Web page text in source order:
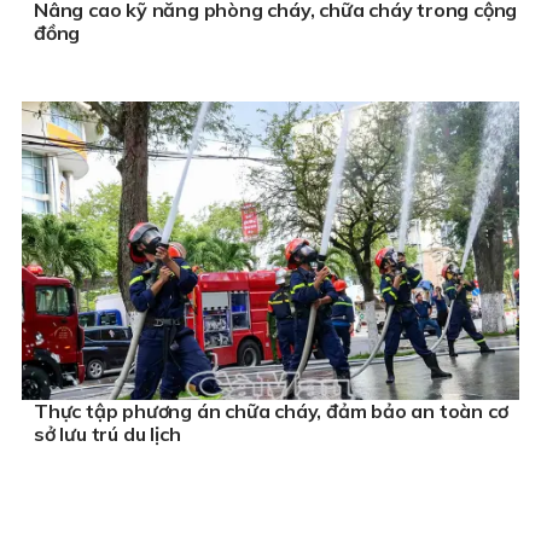
Nâng cao kỹ năng phòng cháy, chữa cháy trong cộng
đồng
Thực tập phương án chữa cháy, đảm bảo an toàn cơ
sở lưu trú du lịch